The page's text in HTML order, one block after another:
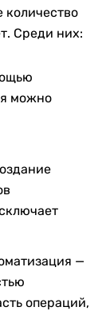
количество
Среди них:
можно
—
операций,